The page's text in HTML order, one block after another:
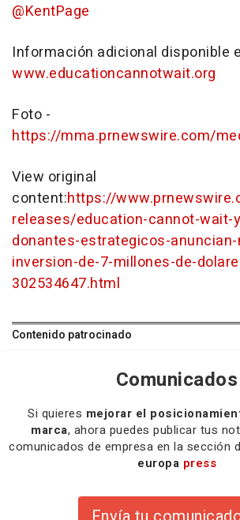
@KentPage
Información adicional disponible
www.educationcannotwait.org
Foto -
https://mma.prnewswire.com/
View original
content:https://
releases/education-cannot-wait-
donantes-estrategicos-anuncian-
inversion-de-7-millones-de-
302534647.html
Contenido patrocinado
Comunicados
Si quieres mejorar el
marca, ahora puedes publicar tus
comunicados de empresa en la sección
europa press